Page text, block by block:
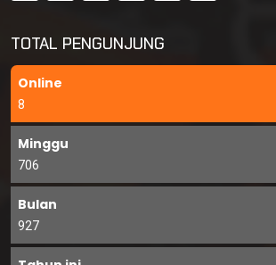
TOTAL PENGUNJUNG
Online
8
Minggu
706
Bulan
927